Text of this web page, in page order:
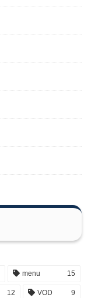
menu 15
12 VOD 9